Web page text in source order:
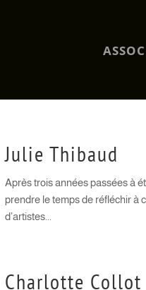
Julie Thibaud
Après trois années passées à
prendre le temps de réfléchir à
d’artistes...
Charlotte Collot